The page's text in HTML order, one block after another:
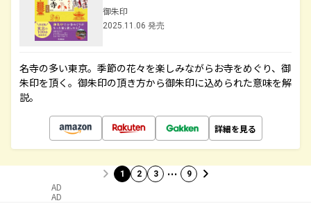
御朱印
2025.11.06 発売
名寺の多い東京。季節の花々を楽しみながらお寺をめぐり、御
朱印を頂く。御朱印の頂き方から御朱印に込められた意味を解
説。
詳細を見る
1 2 3 … 9
AD
AD